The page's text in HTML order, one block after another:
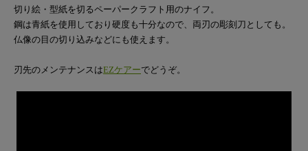
切り絵・型紙を切るペーパークラフト用のナイフ。
鋼は青紙を使用しており硬度も十分なので、両刃の彫刻刀としても。
仏像の目の切り込みなどにも使えます。
刃先のメンテナンスはEZケアーでどうぞ。